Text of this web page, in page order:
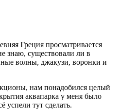
Греция просматривается
знаю, существовали ли в
волны, джакузи, воронки и
нам понадобился целый
аквапарка у меня было
тут сделать.